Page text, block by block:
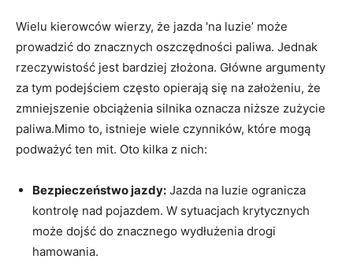
Wielu kierowców wierzy, że jazda 'na luzie’ może
prowadzić do znacznych oszczędności paliwa. Jednak
rzeczywistość jest bardziej złożona. Główne argumenty
za tym podejściem często opierają się na założeniu, że
zmniejszenie obciążenia silnika oznacza niższe zużycie
paliwa.Mimo to, istnieje wiele czynników, które mogą
podważyć ten mit. Oto kilka z nich:
Bezpieczeństwo jazdy: Jazda na luzie ogranicza
kontrolę nad pojazdem. W sytuacjach krytycznych
może dojść do znacznego wydłużenia drogi
hamowania.